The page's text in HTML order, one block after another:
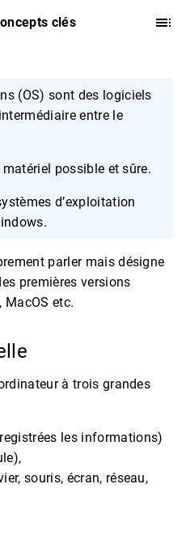
clés
(OS) sont des logiciels
entre le
possible et sûre.
d’exploitation
parler mais désigne
premières versions
MacOS etc.
à trois grandes
les informations)
souris, écran, réseau,